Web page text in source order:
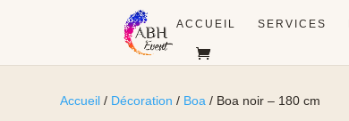
ACCUEIL SERVICES
Accueil / Décoration / Boa / Boa noir – 180 cm